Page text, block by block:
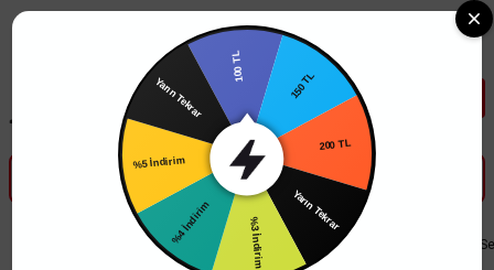
Tüm Banka Kartlarına Vade Farksız 3-5 Taksit Fırsatı Mailorder ile
Anahtar Priz Mutlusan Anahtar / Priz Mutlusan Rita Metalik
150 TL
Yarın Tekrar
%3 İndirim
%4 İndirim
%5 İndirim
Yarın Tekrar